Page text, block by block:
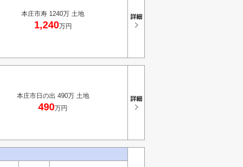
本庄市寿 1240万 土地
1,240万円
本庄市日の出 490万 土地
490万円